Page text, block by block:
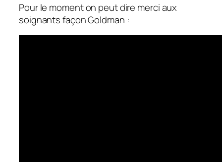
Pour le moment on peut dire merci aux
soignants façon Goldman :